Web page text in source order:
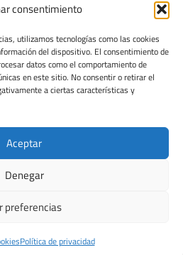
consentimiento
utilizamos tecnologías como las cookies
del dispositivo. El consentimiento de
datos como el comportamiento de
en este sitio. No consentir o retirar el
a ciertas características y
Aceptar
Denegar
preferencias
Política de privacidad